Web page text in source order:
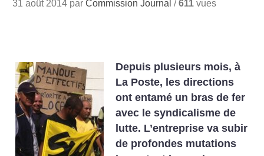
31 août 2014 parCommission Journal /611 vues
Depuis plusieurs mois, à
La Poste, les directions
ont entamé un bras de fer
avec le syndicalisme de
lutte. L’entreprise va subir
de profondes mutations